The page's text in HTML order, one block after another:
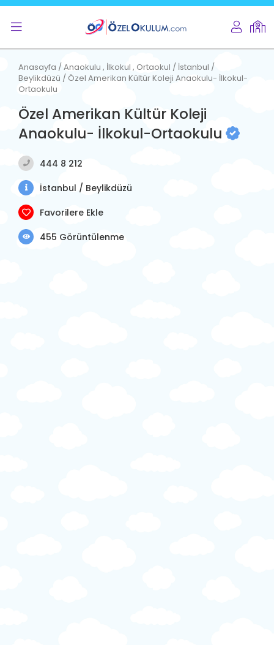
Anasayfa / Anaokulu , İlkokul , Ortaokul / İstanbul /
Beylikdüzü / Özel Amerikan Kültür Koleji Anaokulu- İlkokul-
Ortaokulu
Özel Amerikan Kültür Koleji
Anaokulu- İlkokul-Ortaokulu
444 8 212
İstanbul / Beylikdüzü
Favorilere Ekle
455 Görüntülenme